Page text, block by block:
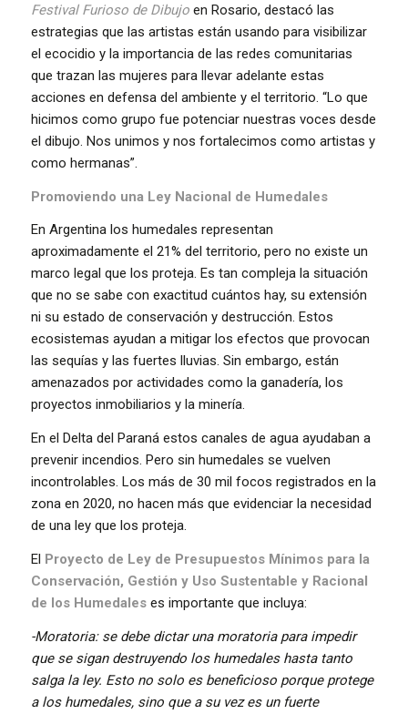
Festival Furioso de Dibujoen Rosario, destacó las
estrategias que las artistas están usando para visibilizar
el ecocidio y la importancia de las redes comunitarias
que trazan las mujeres para llevar adelante estas
acciones en defensa del ambiente y el territorio. “Lo que
hicimos como grupo fue potenciar nuestras voces desde
el dibujo. Nos unimos y nos fortalecimos como artistas y
como hermanas”.
Promoviendo una Ley Nacional de Humedales
En Argentina los humedales representan
aproximadamente el 21% del territorio, pero no existe un
marco legal que los proteja. Es tan compleja la situación
que no se sabe con exactitud cuántos hay, su extensión
ni su estado de conservación y destrucción. Estos
ecosistemas ayudan a mitigar los efectos que provocan
las sequías y las fuertes lluvias. Sin embargo, están
amenazados por actividades como la ganadería, los
proyectos inmobiliarios y la minería.
En el Delta del Paraná estos canales de agua ayudaban a
prevenir incendios. Pero sin humedales se vuelven
incontrolables. Los más de 30 mil focos registrados en la
zona en 2020, no hacen más que evidenciar la necesidad
de una ley que los proteja.
El Proyecto de Ley de Presupuestos Mínimos para la
Conservación, Gestión y Uso Sustentable y Racional
de los Humedaleses importante que incluya:
-Moratoria: se debe dictar una moratoria para impedir
que se sigan destruyendo los humedales hasta tanto
salga la ley. Esto no solo es beneficioso porque protege
a los humedales, sino que a su vez es un fuerte